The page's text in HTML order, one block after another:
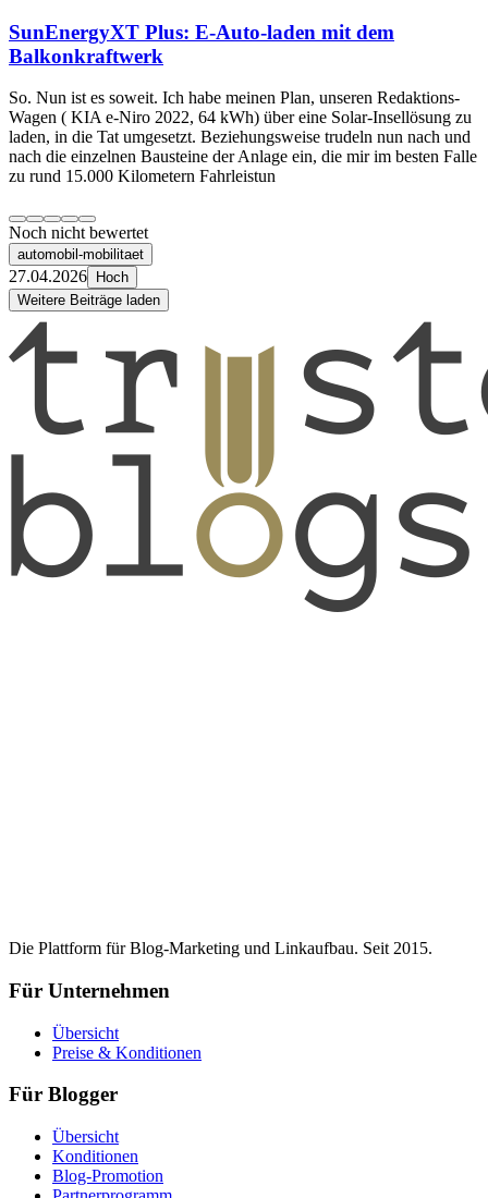
SunEnergyXT Plus: E-Auto-laden mit dem
Balkonkraftwerk
So. Nun ist es soweit. Ich habe meinen Plan, unseren Redaktions-
Wagen ( KIA e-Niro 2022, 64 kWh) über eine Solar-Insellösung zu
laden, in die Tat umgesetzt. Beziehungsweise trudeln nun nach und
nach die einzelnen Bausteine der Anlage ein, die mir im besten Falle
zu rund 15.000 Kilometern Fahrleistun
Noch nicht bewertet
automobil-mobilitaet
27.04.2026
Hoch
Weitere Beiträge laden
Die Plattform für Blog-Marketing und Linkaufbau. Seit 2015.
Für Unternehmen
Übersicht
Preise & Konditionen
Für Blogger
Übersicht
Konditionen
Blog-Promotion